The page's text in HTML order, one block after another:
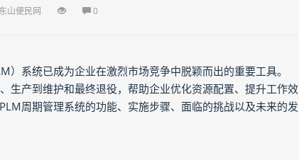
山便民网 0
系统已成为企业在激烈市场竞争中脱颖而出的重要工具。
生产到维护和最终退役，帮助企业优化资源配置、提升工作效
周期管理系统的功能、实施步骤、面临的挑战以及未来的发